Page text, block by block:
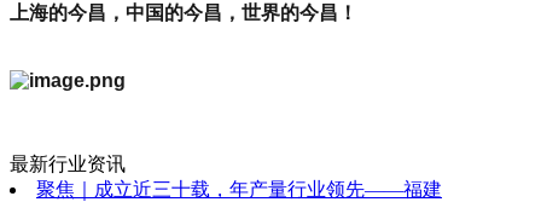
上海的今昌，中国的今昌，世界的今昌！
最新行业资讯
聚焦｜成立近三十载，年产量行业领先——福建